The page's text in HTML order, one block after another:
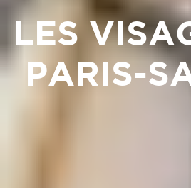
LES
PARIS-